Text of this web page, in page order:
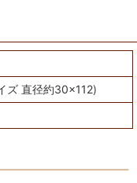
ズ 直径約30×112)